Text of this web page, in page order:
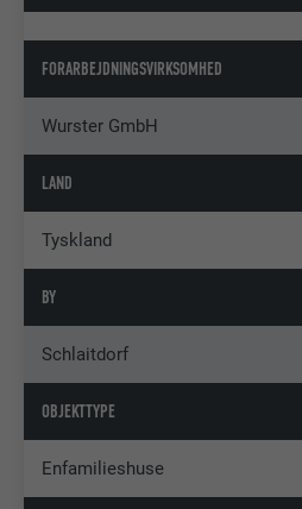
FORARBEJDNINGSVIRKSOMHED
Wurster GmbH
LAND
Tyskland
BY
Schlaitdorf
OBJEKTTYPE
Enfamilieshuse